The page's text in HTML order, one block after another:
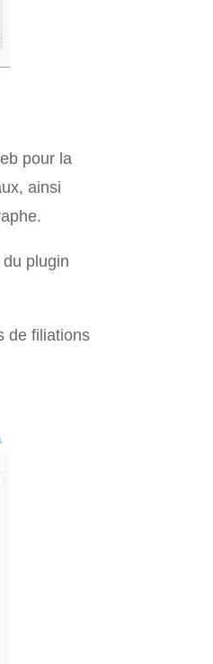
pour la
ainsi
plugin
de filiations